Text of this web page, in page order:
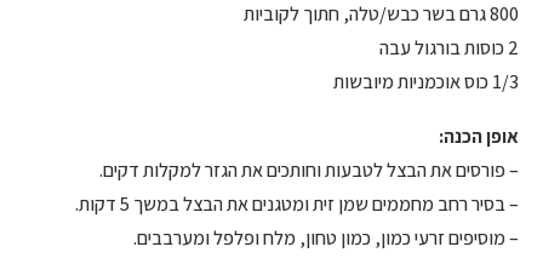
800 גרם בשר כבש/טלה, חתוך לקוביות
2 כוסות בורגול עבה
1/3 כוס אוכמניות מיובשות
אופן הכנה:
– פורסים את הבצל לטבעות וחותכים את הגזר למקלות דקים.
– בסיר רחב מחממים שמן זית ומטגנים את הבצל במשך 5 דקות.
– מוסיפים זרעי כמון, כמון טחון, מלח ופלפל ומערבבים.